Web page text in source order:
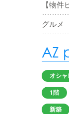
【物件
グルメ
AZ
オシャ
1階
新築